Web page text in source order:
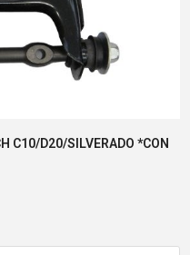
C10/D20/SILVERADO *CON